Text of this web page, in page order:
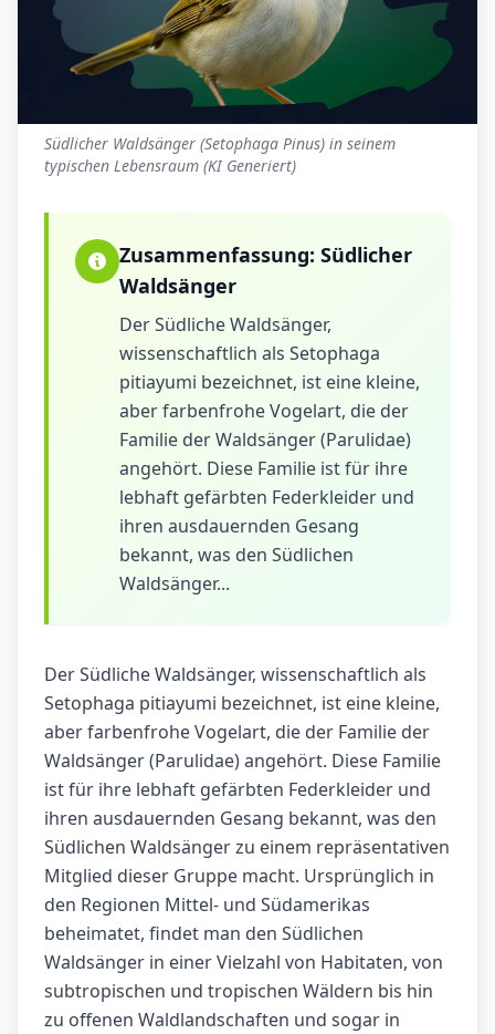
Südlicher Waldsänger (Setophaga Pinus) in seinem
typischen Lebensraum (KI Generiert)
Zusammenfassung: Südlicher
Waldsänger
Der Südliche Waldsänger,
wissenschaftlich als Setophaga
pitiayumi bezeichnet, ist eine kleine,
aber farbenfrohe Vogelart, die der
Familie der Waldsänger (Parulidae)
angehört. Diese Familie ist für ihre
lebhaft gefärbten Federkleider und
ihren ausdauernden Gesang
bekannt, was den Südlichen
Waldsänger...
Der Südliche Waldsänger, wissenschaftlich als
Setophaga pitiayumi bezeichnet, ist eine kleine,
aber farbenfrohe Vogelart, die der Familie der
Waldsänger (Parulidae) angehört. Diese Familie
ist für ihre lebhaft gefärbten Federkleider und
ihren ausdauernden Gesang bekannt, was den
Südlichen Waldsänger zu einem repräsentativen
Mitglied dieser Gruppe macht. Ursprünglich in
den Regionen Mittel- und Südamerikas
beheimatet, findet man den Südlichen
Waldsänger in einer Vielzahl von Habitaten, von
subtropischen und tropischen Wäldern bis hin
zu offenen Waldlandschaften und sogar in